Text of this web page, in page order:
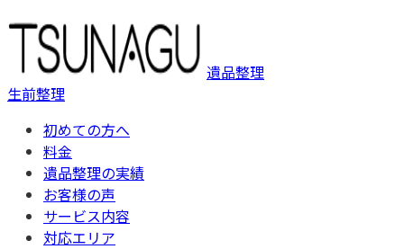
遺品整理
生前整理
初めての方へ
料金
遺品整理の実績
お客様の声
サービス内容
対応エリア